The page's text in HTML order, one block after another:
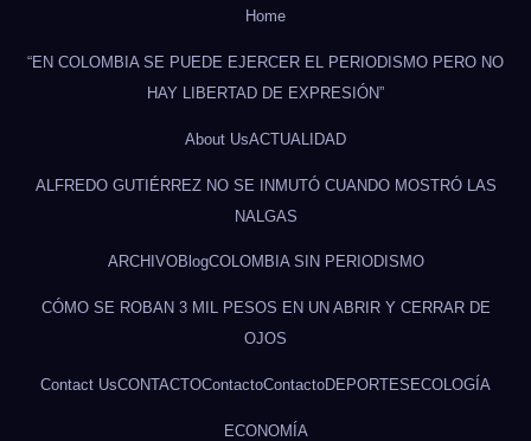
Home
“EN COLOMBIA SE PUEDE EJERCER EL PERIODISMO PERO NO
HAY LIBERTAD DE EXPRESIÓN”
About UsACTUALIDAD
ALFREDO GUTIÉRREZ NO SE INMUTÓ CUANDO MOSTRÓ LAS
NALGAS
ARCHIVOBlogCOLOMBIA SIN PERIODISMO
CÓMO SE ROBAN 3 MIL PESOS EN UN ABRIR Y CERRAR DE
OJOS
Contact UsCONTACTOContactoContactoDEPORTES ECOLOGÍA
ECONOMÍA